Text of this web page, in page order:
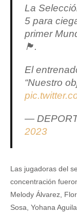
La
5 para
primer
🏴󠁧󠁢󠁥󠁮󠁧󠁿.
El
“Nuestro
—
2023
Las jugadoras del
concentración
Melody Álvarez,
Sosa, Yohana